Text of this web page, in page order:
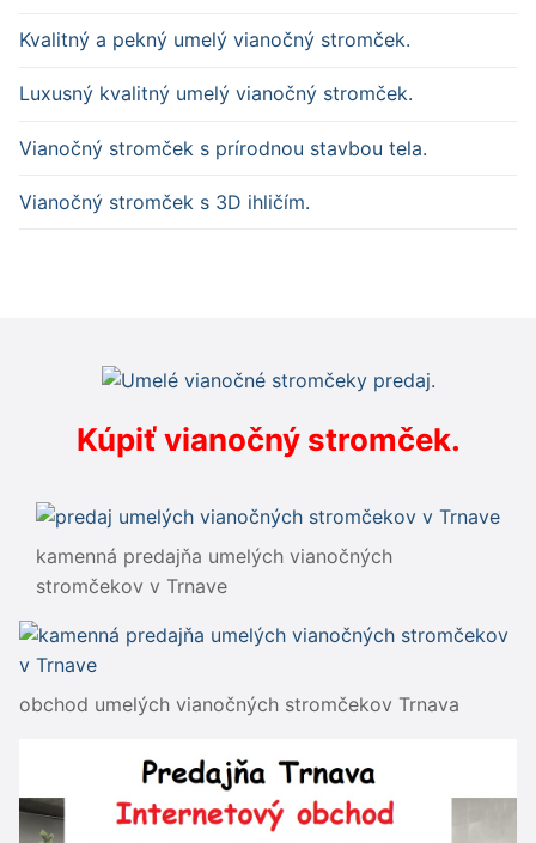
Kvalitný a pekný umelý vianočný stromček.
Luxusný kvalitný umelý vianočný stromček.
Vianočný stromček s prírodnou stavbou tela.
Vianočný stromček s 3D ihličím.
Kúpiť vianočný stromček.
kamenná predajňa umelých vianočných
stromčekov v Trnave
obchod umelých vianočných stromčekov Trnava